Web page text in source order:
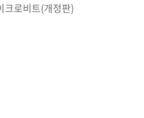
크로비트(개정판)